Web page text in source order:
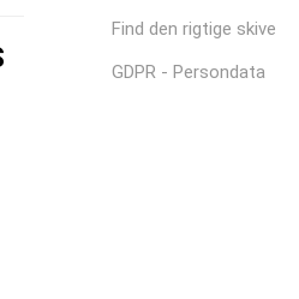
Find den rigtige skive
GDPR - Persondata